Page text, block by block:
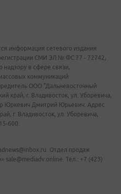
информация сетевого издания
СМИ ЭЛ № ФС 77 - 72742,
в сфере связи,
коммуникаций
ООО "Дальневосточный
край, г. Владивосток, ул. Уборевича,
Юркевич Дмитрий Юрьевич. Адрес
г. Владивосток, ул. Уборевича,
600.
Отдел продаж
sale@mediadv.online. Тел.: +7 (423)